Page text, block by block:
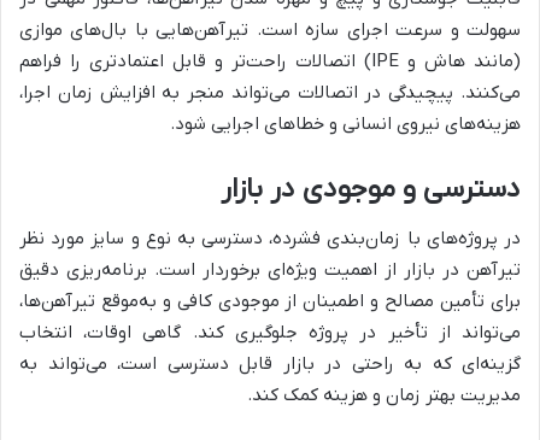
سهولت و سرعت اجرای سازه است. تیرآهن‌هایی با بال‌های موازی
(مانند هاش و IPE) اتصالات راحت‌تر و قابل اعتمادتری را فراهم
می‌کنند. پیچیدگی در اتصالات می‌تواند منجر به افزایش زمان اجرا،
هزینه‌های نیروی انسانی و خطاهای اجرایی شود.
دسترسی و موجودی در بازار
در پروژه‌های با زمان‌بندی فشرده، دسترسی به نوع و سایز مورد نظر
تیرآهن در بازار از اهمیت ویژه‌ای برخوردار است. برنامه‌ریزی دقیق
برای تأمین مصالح و اطمینان از موجودی کافی و به‌موقع تیرآهن‌ها،
می‌تواند از تأخیر در پروژه جلوگیری کند. گاهی اوقات، انتخاب
گزینه‌ای که به راحتی در بازار قابل دسترسی است، می‌تواند به
مدیریت بهتر زمان و هزینه کمک کند.